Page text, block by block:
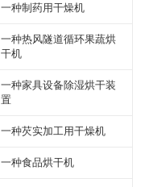
一种制药用干燥机
一种热风隧道循环果蔬烘
干机
一种家具设备除湿烘干装
置
一种芡实加工用干燥机
一种食品烘干机